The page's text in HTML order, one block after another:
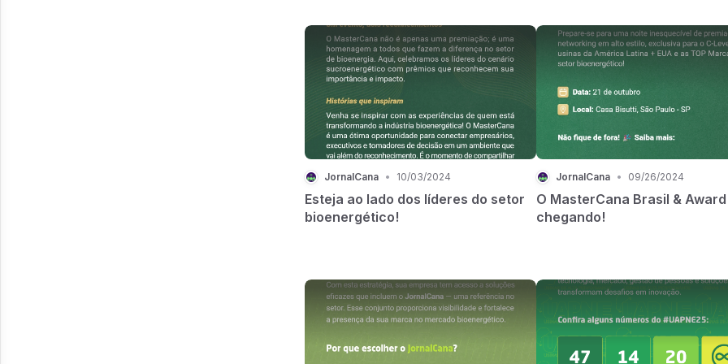
JornalCana • 10/03/2024
Esteja ao lado dos líderes do setor
bioenergético!
JornalCana • 09/26/2024
O MasterCana Brasil &
chegando!